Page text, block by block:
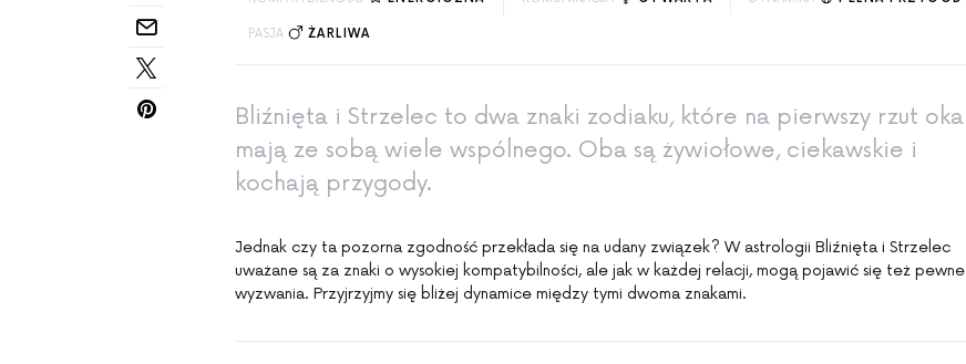
PASJA ŻARLIWA
Bliźnięta i Strzelec to dwa znaki zodiaku, które na pierwszy rzut oka
mają ze sobą wiele wspólnego. Oba są żywiołowe, ciekawskie i
kochają przygody.
Jednak czy ta pozorna zgodność przekłada się na udany związek? W astrologii Bliźnięta i Strzelec
uważane są za znaki o wysokiej kompatybilności, ale jak w każdej relacji, mogą pojawić się też pewne
wyzwania. Przyjrzyjmy się bliżej dynamice między tymi dwoma znakami.